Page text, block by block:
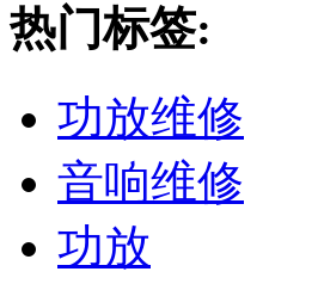
热门标签:
功放维修
音响维修
功放